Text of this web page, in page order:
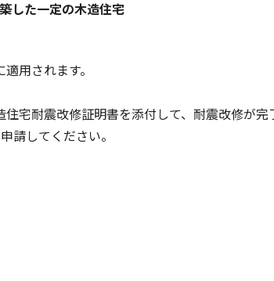
した一定の木造住宅
用されます。
宅耐震改修証明書を添付して、耐震改修が完
請してください。